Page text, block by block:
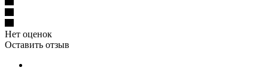
Нет оценок
Оставить отзыв